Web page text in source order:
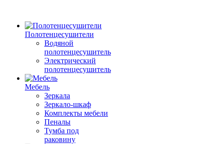
Полотенцесушители
Водяной
полотенцесушитель
Электрический
полотенцесушитель
Мебель
Зеркала
Зеркало-шкаф
Комплекты мебели
Пеналы
Тумба под
раковину